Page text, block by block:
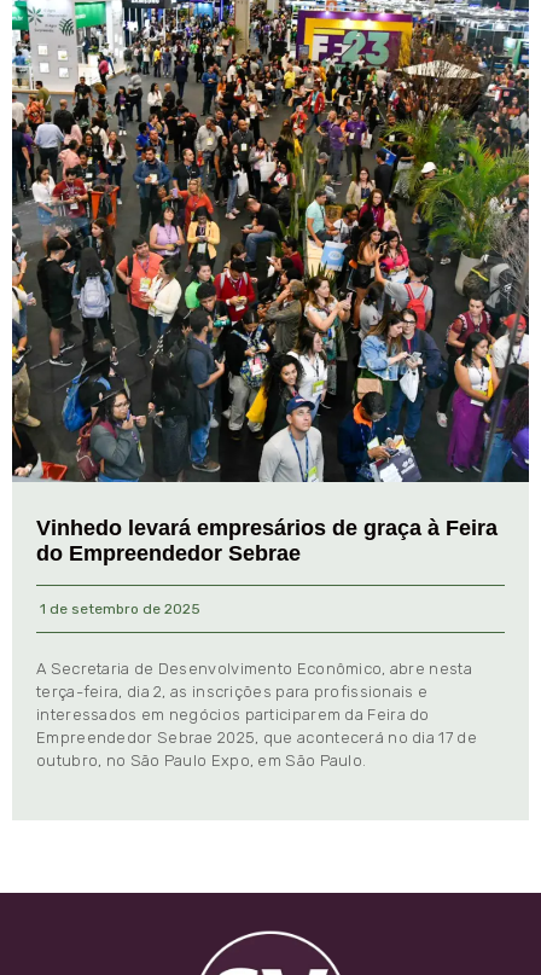
Vinhedo levará empresários de graça à Feira
do Empreendedor Sebrae
1 de setembro de 2025
A Secretaria de Desenvolvimento Econômico, abre nesta
terça-feira, dia 2, as inscrições para profissionais e
interessados em negócios participarem da Feira do
Empreendedor Sebrae 2025, que acontecerá no dia 17 de
outubro, no São Paulo Expo, em São Paulo.